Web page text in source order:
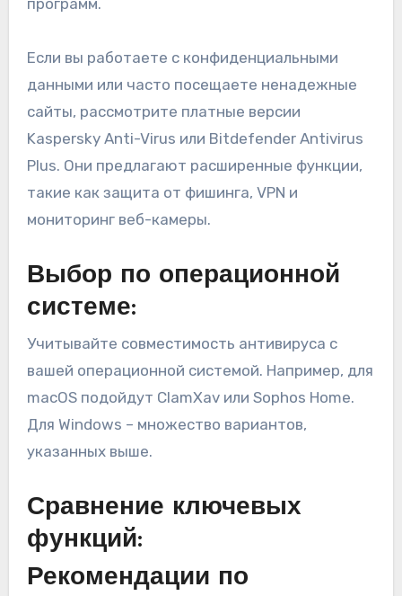
Если вы работаете с конфиденциальными
данными или часто посещаете ненадежные
сайты, рассмотрите платные версии
Kaspersky Anti-Virus или Bitdefender Antivirus
Plus. Они предлагают расширенные функции,
такие как защита от фишинга, VPN и
мониторинг веб-камеры.
Выбор по операционной
системе:
Учитывайте совместимость антивируса с
вашей операционной системой. Например, для
macOS подойдут ClamXav или Sophos Home.
Для Windows – множество вариантов,
указанных выше.
Сравнение ключевых
функций:
Рекомендации по